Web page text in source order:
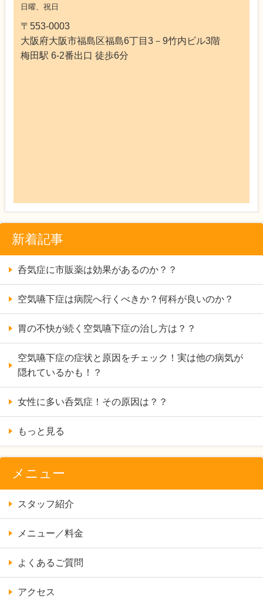
日曜、祝日
〒553-0003
大阪府大阪市福島区福島6丁目3－9竹内ビル3階
梅田駅 6-2番出口 徒歩6分
新着記事
呑気症に市販薬は効果があるのか？？
空気嚥下症は病院へ行くべきか？何科が良いのか？
胃の不快が続く空気嚥下症の治し方は？？
空気嚥下症の症状と原因をチェック！実は他の病気が
隠れているかも！？
女性に多い呑気症！その原因は？？
もっと見る
メニュー
スタッフ紹介
メニュー／料金
よくあるご質問
アクセス